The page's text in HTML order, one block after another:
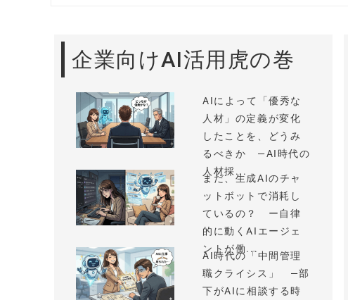
企業向けAI活用虎の巻
AIによって「優秀な
人材」の定義が変化
したことを、どうみ
るべきか —AI時代の
人材採...
まだ、生成AIのチャ
ットボットで消耗し
ているの？ ー自律
的に動くAIエージェ
ントが働...
AI時代の「中間管理
職クライシス」 —部
下がAIに相談する時